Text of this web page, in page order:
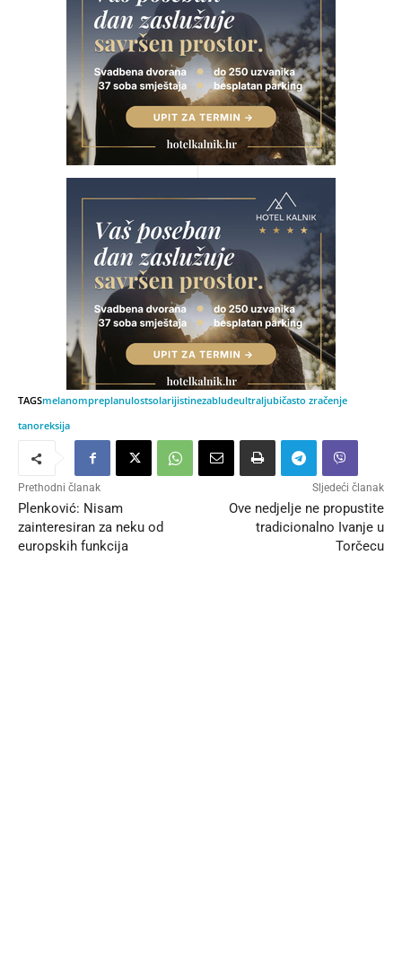
TAGSmelanompreplanulostsolarijistinezabludeultraljubičasto zračenje
tanoreksija
Prethodni članak
Plenković: Nisam
zainteresiran za neku od
europskih funkcija
Sljedeći članak
Ove nedjelje ne propustite
tradicionalno Ivanje u
Torčecu